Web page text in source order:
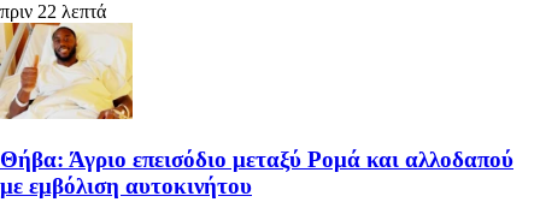
πριν 22 λεπτά
Θήβα: Άγριο επεισόδιο μεταξύ Ρομά και αλλοδαπού
με εμβόλιση αυτοκινήτου